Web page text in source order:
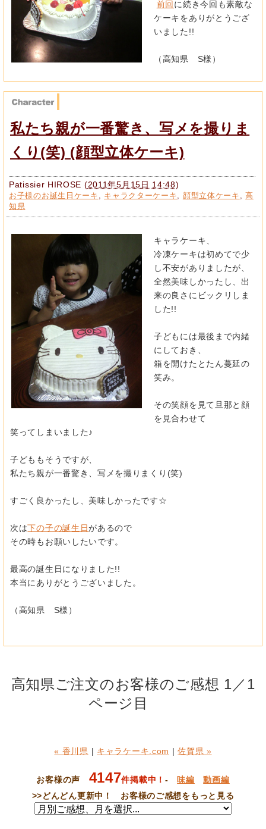
前回 に続き今回も素敵な
ケーキをありがとうござ
いました!!
（高知県 S様）
私たち親が一番驚き、写メを撮りま
くり(笑) (顔型立体ケーキ)
Patissier HIROSE (2011年5月15日 14:48)
お子様のお誕生日ケーキ キャラクターケーキ 顔型立体ケーキ ,高
知県
キャラケーキ、
冷凍ケーキは初めてで少
し不安がありましたが、
全然美味しかったし、出
来の良さにビックリしま
した!!
子どもには最後まで内緒
にしておき、
箱を開けたとたん蔓延の
笑み。
その笑顔を見て旦那と顔
を見合わせて
笑ってしまいました♪
子どももそうですが、
私たち親が一番驚き、写メを撮りまくり(笑)
すごく良かったし、美味しかったです☆
次は下の子の誕生日があるので
その時もお願いしたいです。
最高の誕生日になりました!!
本当にありがとうございました。
（高知県 S様）
高知県ご注文のお客様のご感想 1／1
ページ目
« 香川県 | キャラケーキ.com |佐賀県 »
お客様の声 4147件掲載中！ - 味編
動画編
>>どんどん更新中！ お客様のご感想をもっと見る